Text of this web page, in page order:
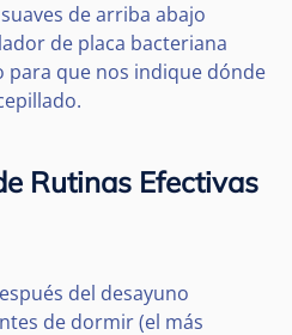
de arriba abajo
de placa bacteriana
para que nos indique dónde
Rutinas Efectivas
del desayuno
de dormir (el más